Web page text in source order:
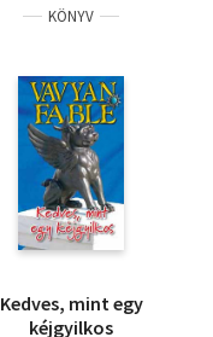
KÖNYV
Kedves, mint egy
kéjgyilkos